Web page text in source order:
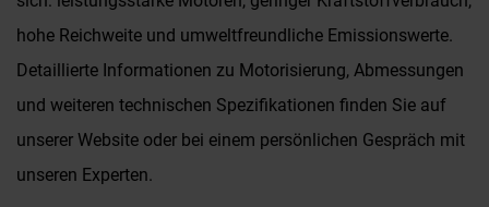
hohe Reichweite und umweltfreundliche Emissionswerte.
Detaillierte Informationen zu Motorisierung, Abmessungen
und weiteren technischen Spezifikationen finden Sie auf
unserer Website oder bei einem persönlichen Gespräch mit
unseren Experten.